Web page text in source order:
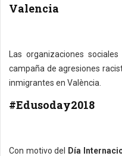
Valencia
Las organizaciones
campaña de agresiones
inmigrantes en València.
#Edusoday2018
Con motivo del Día